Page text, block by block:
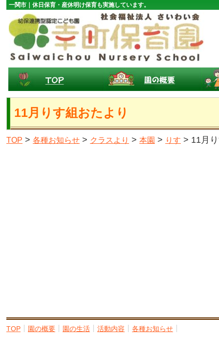
一関市｜休日保育・産休明け保育も実施しています。
11月りす組おたより
TOP > 各種お知らせ > クラスより > 本園 > りす > 11月
TOP 園の概要 園の生活 活動内容 各種お知らせ